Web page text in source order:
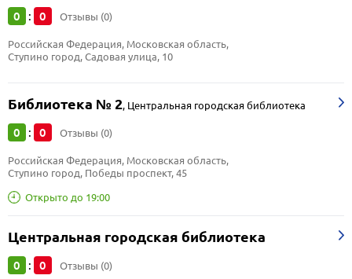
0 : 0 Отзывы (0)
Российская Федерация, Московская область,
Ступино город, Садовая улица, 10
Библиотека № 2, Центральная городская библиотека
0 : 0 Отзывы (0)
Открыто до 19:00
Российская Федерация, Московская область,
Ступино город, Победы проспект, 45
Центральная городская библиотека
0 : 0 Отзывы (0)